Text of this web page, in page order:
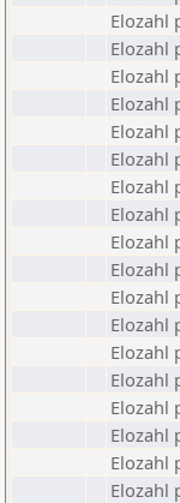
Elozahl
Elozahl
Elozahl
Elozahl
Elozahl
Elozahl
Elozahl
Elozahl
Elozahl
Elozahl
Elozahl
Elozahl
Elozahl
Elozahl
Elozahl
Elozahl
Elozahl
Elozahl